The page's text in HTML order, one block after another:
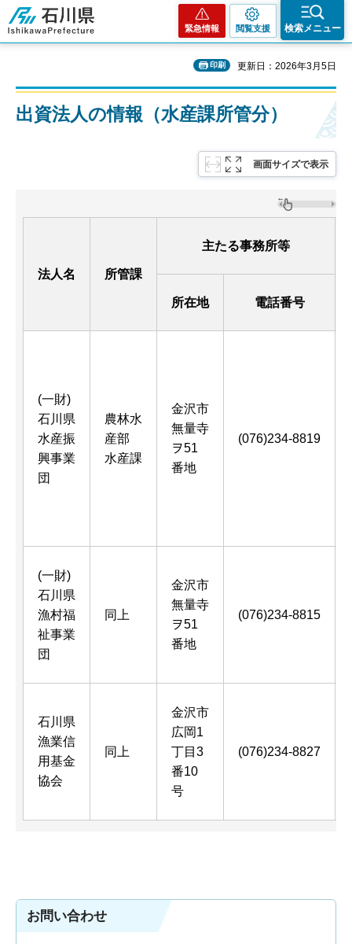
石川県
緊急情報 閲覧支援 検索メニュー
印刷 更新日：2026年3月5日
出資法人の情報（水産課所管分）
画面サイズで表示
法人名 所管課
主たる事務所等
所在地 電話番号
(一財)
石川県
水産振
興事業
団
農林水
産部
水産課
金沢市
無量寺
ヲ51
番地
(076)234-8819
(一財)
石川県
漁村福
祉事業
団
同上
金沢市
無量寺
ヲ51
番地
(076)234-8815
石川県
漁業信
用基金
協会
同上
金沢市
広岡1
丁目3
番10
号
(076)234-8827
お問い合わせ